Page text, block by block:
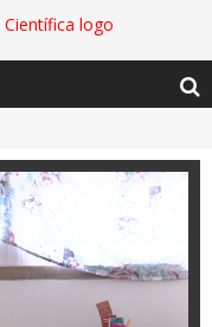
Baú de Histórias - A jamais imaginada aventura com os moinhos de vento